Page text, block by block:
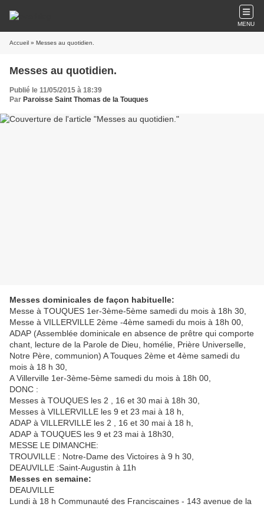
MENU
Accueil » Messes au quotidien.
Messes au quotidien.
Publié le 11/05/2015 à 18:39
Par Paroisse Saint Thomas de la Touques
Messes dominicales de façon habituelle:
Messe à TOUQUES 1er-3ème-5ème samedi du mois à 18h 30,
Messe à VILLERVILLE 2ème -4ème samedi du mois à 18h 00,
ADAP (Assemblée dominicale en absence de prêtre qui comporte
chant, lecture de la Parole de Dieu, homélie, Prière Universelle,
Notre Père, communion) A Touques 2ème et 4ème samedi du
mois à 18 h 30,
A Villerville 1er-3ème-5ème samedi du mois à 18h 00,
DONC :
Messes à TOUQUES les 2 , 16 et 30 mai à 18h 30,
Messes à VILLERVILLE les 9 et 23 mai à 18 h,
ADAP à VILLERVILLE les 2 , 16 et 30 mai à 18 h,
ADAP à TOUQUES les 9 et 23 mai à 18h30,
MESSE LE DIMANCHE:
TROUVILLE : Notre-Dame des Victoires à 9 h 30,
DEAUVILLE :Saint-Augustin à 11h
Messes en semaine:
DEAUVILLE
Lundi à 18 h Communauté des Franciscaines - 143 avenue de la